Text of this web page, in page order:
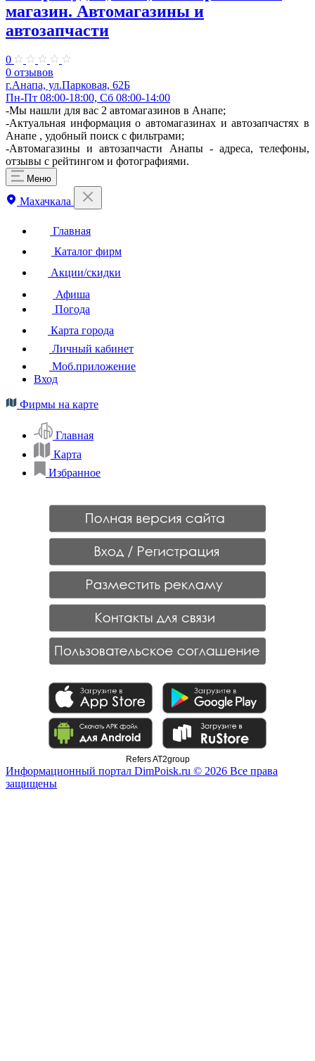
магазин. Автомагазины и
автозапчасти
0
0 отзывов
г.Анапа, ул.Парковая, 62Б
Пн-Пт 08:00-18:00, Сб 08:00-14:00
-Мы нашли для вас 2 автомагазинов в Анапе;
-Актуальная информация о автомагазинах и автозапчастях в
Анапе , удобный поиск с фильтрами;
-Автомагазины и автозапчасти Анапы - адреса, телефоны,
отзывы с рейтингом и фотографиями.
Меню
Махачкала
Главная
Каталог фирм
Акции/скидки
Афиша
Погода
Карта города
Личный кабинет
Моб.приложение
Вход
Фирмы на карте
Главная
Карта
Избранное
Refers AT2group
Информационный портал DimPoisk.ru © 2026 Все права
защищены